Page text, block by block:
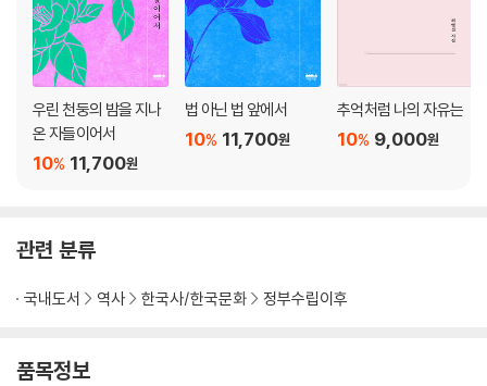
어 있어, 그날의 참혹함과 억울함을 생생하게 더해준다.
하지만 이 책은 그들의 목소리에만 의존해 쓰인 것은 아니다. 4·3은 역사
이기에 해방 전후의 역사적 상황을 별면으로 붙이는 친절도 잊지 않았다.
더욱이 온 섬이 학살터라 해도 지나친 말이 아닌 제주도의 4·3유적지를 자
분자분 동행하며 ‘그날’을 설명해주는 부록도 책 뒤쪽에 있다. 이를 알지 못
하면 우리들은 학살터 위에서 골프를 치고, 기업 수련회를 열고, 신혼여행·
효도관광·걷기여행을 하는 셈이다. ‘모르는 것이 죄’가 되는 것은 그리 멀리
는 주저함 없이 ‘4·3’을 들려줘야 한다. 《제주4·3을 묻는 너에게》는 그런
06 한국전쟁의 회오리
예비검속, 되살아난 광풍
수형인, 행방불명된 사람들
한라산의 빗장 열리다
두 얼굴의 미국
광풍, 사라진 사람들
아이를 가슴에 묻은 여인들
우린 천둥의 밤을 지나
온 자들이어서
11,700원
10%
법 아닌 법 앞에서
11,700원
10%
추억처럼 나의 자유는
9,000원
10%
관련 분류
국내도서 역사 한국사/한국문화 정부수립이후
품목정보